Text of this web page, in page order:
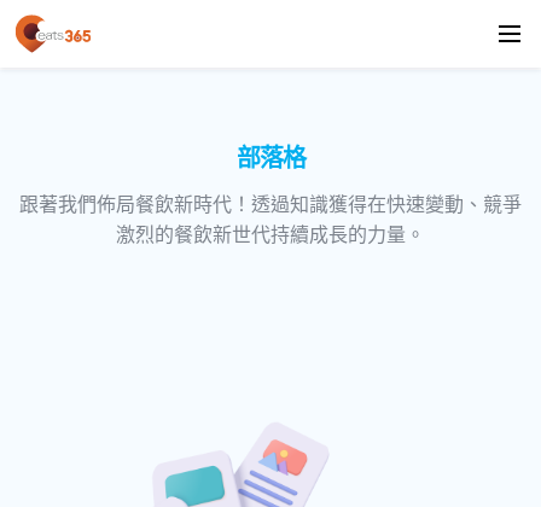
部落格
跟著我們佈局餐飲新時代！透過知識獲得在快速變動、競爭
激烈的餐飲新世代持續成長的力量。